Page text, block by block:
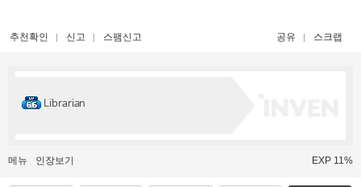
추천확인 신고 스팸신고 공유 스크랩
Librarian
메뉴 인장보기 EXP 11%